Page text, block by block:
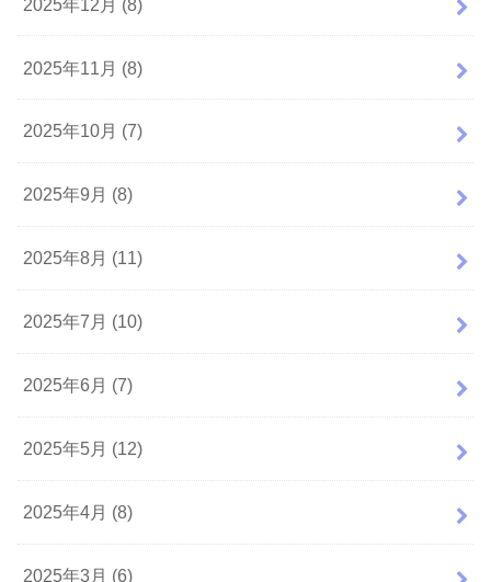
2025年11月 (8)
2025年10月 (7)
2025年9月 (8)
2025年8月 (11)
2025年7月 (10)
2025年6月 (7)
2025年5月 (12)
2025年4月 (8)
2025年3月 (6)